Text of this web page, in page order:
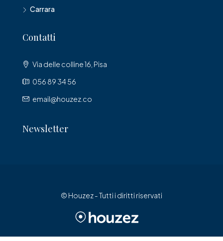
Carrara
Contatti
Via delle colline 16, Pisa
056 89 34 56
email@houzez.co
Newsletter
© Houzez - Tutti i diritti riservati